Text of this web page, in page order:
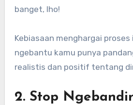
banget, lho!
Kebiasaan menghargai proses
ngebantu kamu punya
realistis dan positif tentang
2. Stop